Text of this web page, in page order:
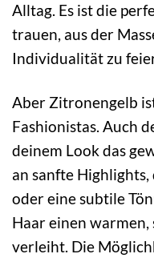
Alltag. Es ist die
trauen, aus der
Individualität zu
Aber Zitronengelb
Fashionistas. Auch
deinem Look das
an sanfte
oder eine subtile
Haar einen warmen,
verleiht. Die